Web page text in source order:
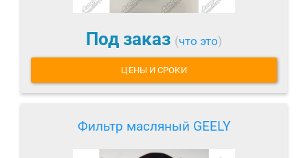
Под заказ (что это)
ЦЕНЫ И СРОКИ
Фильтр масляный GEELY